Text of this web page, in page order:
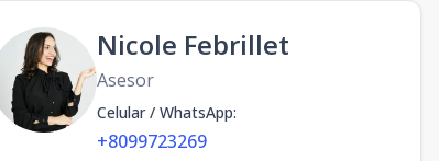
Nicole Febrillet
Asesor
Celular / WhatsApp:
+8099723269